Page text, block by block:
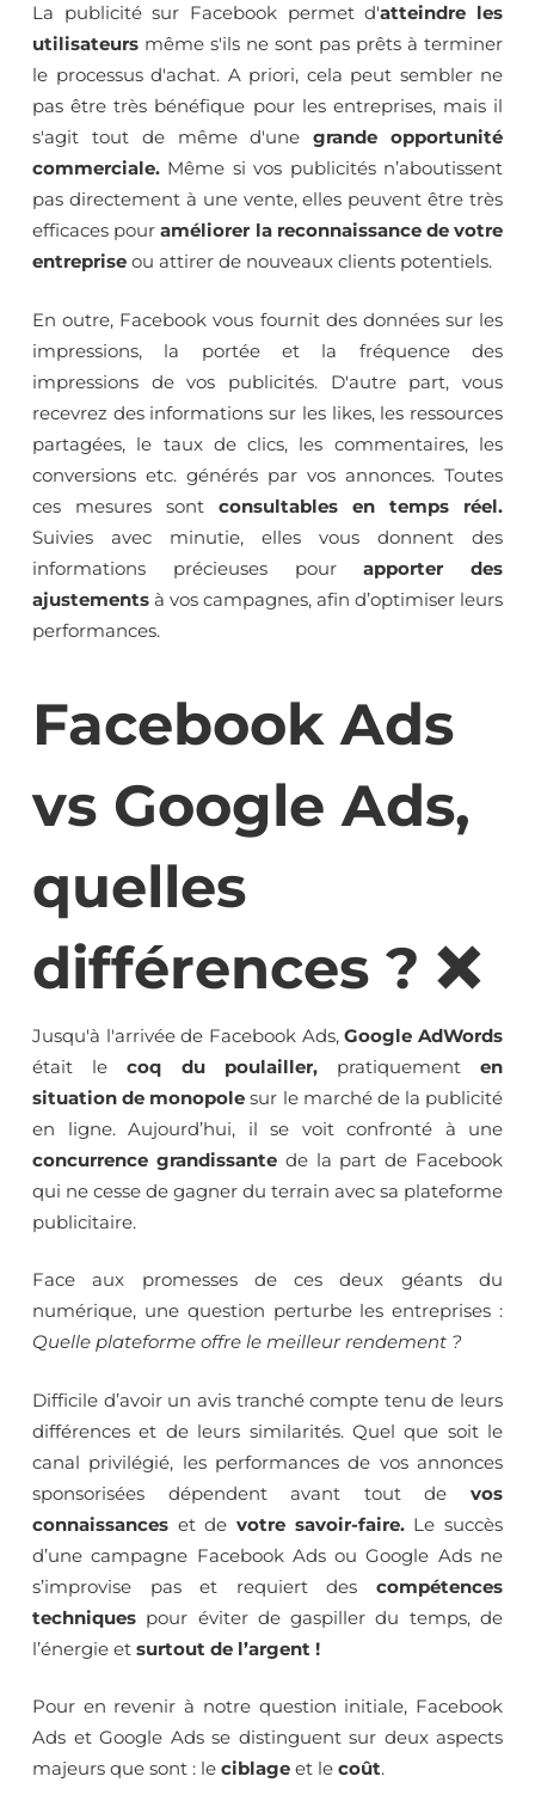
La publicité sur Facebook permet d'atteindre les
utilisateurs même s'ils ne sont pas prêts à terminer
le processus d'achat. A priori, cela peut sembler ne
pas être très bénéfique pour les entreprises, mais il
s'agit tout de même d'unegrande opportunité
commerciale. Même si vos publicités n’aboutissent
pas directement à une vente, elles peuvent être très
efficaces pouraméliorer la reconnaissance de votre
entreprise ou attirer de nouveaux clients potentiels.
En outre, Facebook vous fournit des données sur les
impressions, la portée et la fréquence des
impressions de vos publicités. D'autre part, vous
recevrez des informations sur les likes, les ressources
partagées, le taux de clics, les commentaires, les
conversions etc. générés par vos annonces. Toutes
ces mesures sont consultables en temps réel.
Suivies avec minutie, elles vous donnent des
informations précieuses pourapporter des
ajustements à vos campagnes, afin d’optimiser leurs
performances.
Facebook Ads
vs Google Ads,
quelles
différences ? ❌
Jusqu'à l'arrivée de Facebook Ads,Google AdWords
était lecoq du poulailler,pratiquementen
situation de monopole sur le marché de la publicité
en ligne. Aujourd’hui, il se voit confronté à une
concurrence grandissantede la part de Facebook
qui ne cesse de gagner du terrain avec sa plateforme
publicitaire.
Face aux promesses de ces deux géants du
numérique, une question perturbe les entreprises :
Quelle plateforme offre le meilleur rendement ?
Difficile d’avoir un avis tranché compte tenu de leurs
différences et de leurs similarités. Quel que soit le
canal privilégié, les performances de vos annonces
sponsorisées dépendent avant tout de vos
connaissances et de votre savoir-faire.Le succès
d’une campagne Facebook Ads ou Google Ads ne
s’improvise pas et requiert des compétences
techniques pour éviter de gaspiller du temps, de
l’énergie et surtout de l’argent !
Pour en revenir à notre question initiale, Facebook
Ads et Google Ads se distinguent sur deux aspects
majeurs que sont : le ciblage et le coût.